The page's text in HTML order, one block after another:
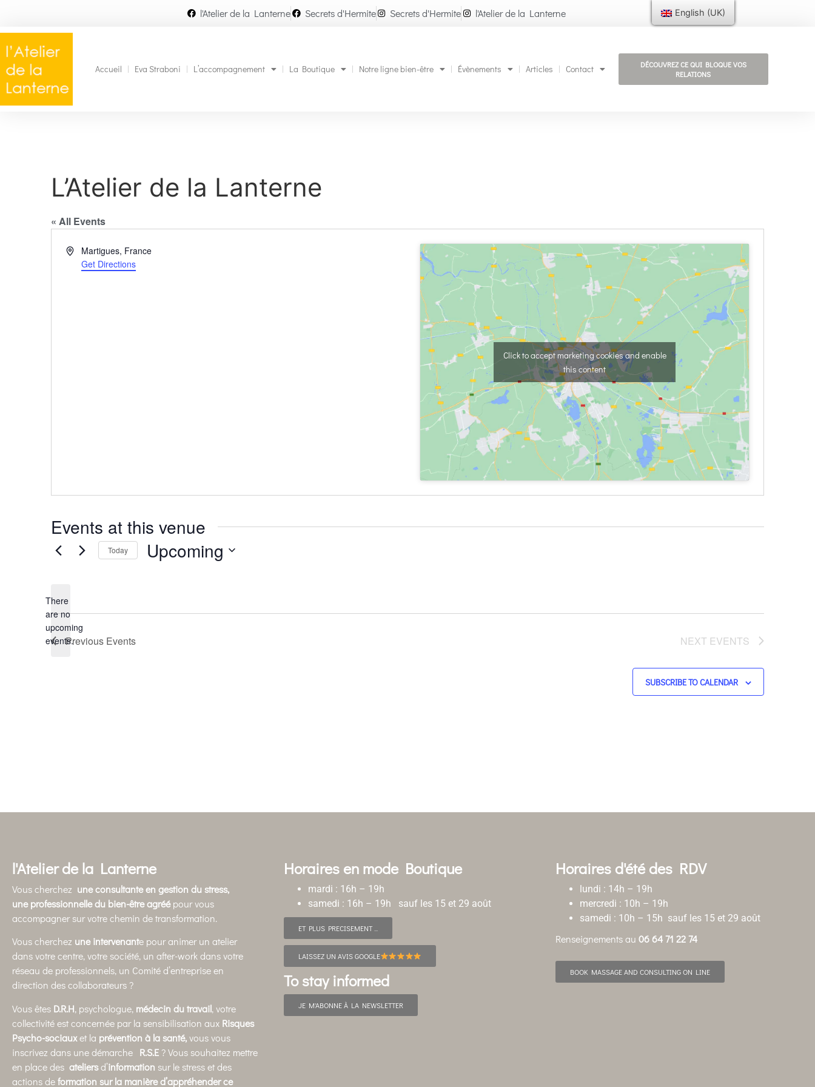
l'Atelier de la Lanterne Secrets d'Hermite Secrets d'Hermite l'Atelier de la Lanterne
Accueil Eva Straboni L’accompagnement La Boutique Notre ligne bien-être Évènements Articles Contact
DÉCOUVREZ CE QUI BLOQUE VOS
RELATIONS
L’Atelier de la Lanterne
« All Events
AddressMartigues, France
Get Directions
Click to accept marketing cookies and enable
this content
Events at this venue
Notice
There
are no
upcoming
events.
Today Upcoming
Previous Events NEXT EVENTS
SUBSCRIBE TO CALENDAR
l'Atelier de la Lanterne
Vous cherchez une consultante en gestion du stress,
uneprofessionnelle du bien-être agréépour vous
accompagner sur votre chemin de transformation.
Vous cherchez une intervenante pour animer un atelier
dans votre centre, votre société, un after-work dans votre
réseau de professionnels, un Comité d’entreprise en
direction des collaborateurs ?
Vous êtes D.R.H, psychologue, médecin du travail, votre
collectivité est concernée par la sensibilisation aux Risques
Psycho-sociauxet la prévention à la santé,vous vous
inscrivez dans une démarche R.S.E ? Vous souhaitez mettre
en place des ateliersd’information sur le stress et des
actions deformation sur la manière d’appréhender ce
Horaires en mode Boutique
mardi : 16h – 19h
samedi : 16h – 19h sauf les 15 et 29 août
ET PLUS PRECISEMENT ...
LAISSEZ UN AVIS GOOGLE
To stay informed
JE M'ABONNE À LA NEWSLETTER
Horaires d'été des RDV
lundi : 14h – 19h
mercredi : 10h – 19h
samedi : 10h – 15h sauf les 15 et 29 août
Renseignements au 06 64 71 22 74
BOOK MASSAGE AND CONSULTING ON LINE
English (UK)